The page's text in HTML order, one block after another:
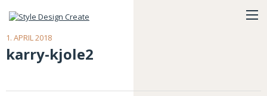
1. APRIL 2018
karry-kjole2